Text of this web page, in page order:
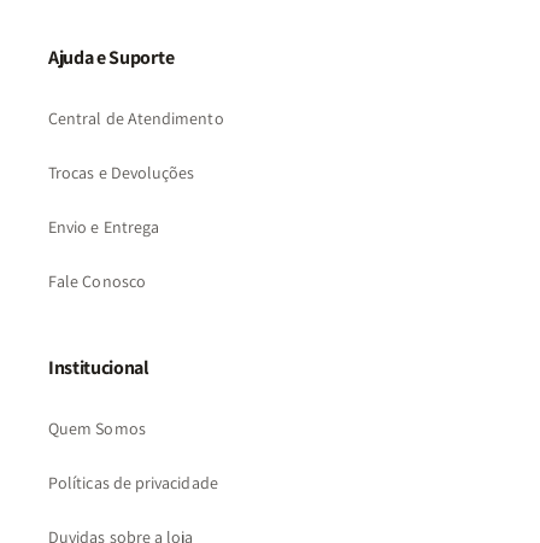
Ajuda e Suporte
Central de Atendimento
Trocas e Devoluções
Envio e Entrega
Fale Conosco
Institucional
Quem Somos
Políticas de privacidade
Duvidas sobre a loja